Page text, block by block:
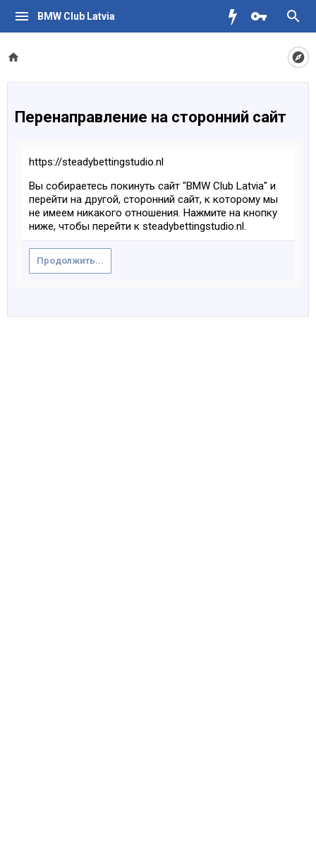
BMW Club Latvia
Перенаправление на сторонний сайт
https://steadybettingstudio.nl
Вы собираетесь покинуть сайт "BMW Club Latvia" и
перейти на другой, сторонний сайт, к которому мы
не имеем никакого отношения. Нажмите на кнопку
ниже, чтобы перейти к steadybettingstudio.nl.
Продолжить...